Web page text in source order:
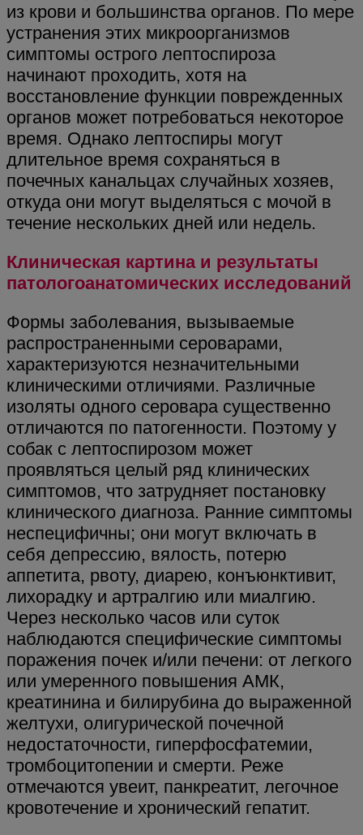
из крови и большинства органов. По мере
устранения этих микроорганизмов
симптомы острого лептоспироза
начинают проходить, хотя на
восстановление функции поврежденных
органов может потребоваться некоторое
время. Однако лептоспиры могут
длительное время сохраняться в
почечных канальцах случайных хозяев,
откуда они могут выделяться с мочой в
течение нескольких дней или недель.
Клиническая картина и результаты
патологоанатомических исследований
Формы заболевания, вызываемые
распространенными сероварами,
характеризуются незначительными
клиническими отличиями. Различные
изоляты одного серовара существенно
отличаются по патогенности. Поэтому у
собак с лептоспирозом может
проявляться целый ряд клинических
симптомов, что затрудняет постановку
клинического диагноза. Ранние симптомы
неспецифичны; они могут включать в
себя депрессию, вялость, потерю
аппетита, рвоту, диарею, конъюнктивит,
лихорадку и артралгию или миалгию.
Через несколько часов или суток
наблюдаются специфические симптомы
поражения почек и/или печени: от легкого
или умеренного повышения АМК,
креатинина и билирубина до выраженной
желтухи, олигурической почечной
недостаточности, гиперфосфатемии,
тромбоцитопении и смерти. Реже
отмечаются увеит, панкреатит, легочное
кровотечение и хронический гепатит.